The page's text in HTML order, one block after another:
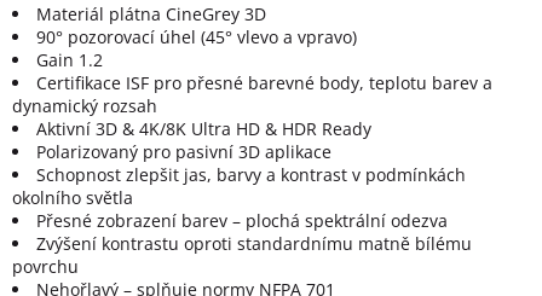
Materiál plátna CineGrey 3D
90° pozorovací úhel (45° vlevo a vpravo)
Gain 1.2
Certifikace ISF pro přesné barevné body, teplotu barev a
dynamický rozsah
Aktivní 3D & 4K/8K Ultra HD & HDR Ready
Polarizovaný pro pasivní 3D aplikace
Schopnost zlepšit jas, barvy a kontrast v podmínkách
okolního světla
Přesné zobrazení barev – plochá spektrální odezva
Zvýšení kontrastu oproti standardnímu matně bílému
povrchu
Nehořlavý – splňuje normy NFPA 701